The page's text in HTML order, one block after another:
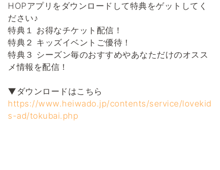
HOPアプリをダウンロードして特典をゲットしてく
ださい♪
特典１ お得なチケット配信！
特典２ キッズイベントご優待！
特典３ シーズン毎のおすすめやあなただけのオスス
メ情報を配信！
▼ダウンロードはこちら
https://www.heiwado.jp/contents/service/lovekid
s-ad/tokubai.php